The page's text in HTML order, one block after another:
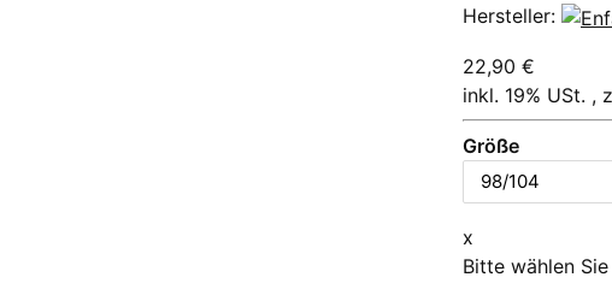
Hersteller:
22,90 €
inkl. 19% USt. ,
Größe
x
Bitte wählen